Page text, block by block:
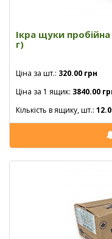
Ікра щуки
г)
Ціна за шт.: 320.00 грн
Ціна за 1 ящик: 3840.00
Кількість в ящику, шт.: